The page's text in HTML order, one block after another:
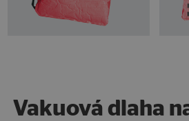
Vakuová dlaha